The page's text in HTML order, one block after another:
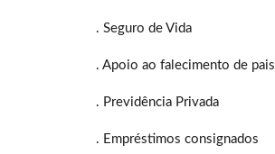
. Seguro de Vida
. Apoio ao falecimento de pais
. Previdência Privada
. Empréstimos consignados